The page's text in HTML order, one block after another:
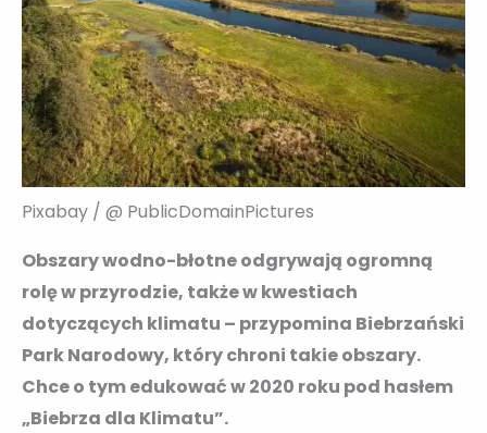
Pixabay / @ PublicDomainPictures
Obszary wodno-błotne odgrywają ogromną
rolę w przyrodzie, także w kwestiach
dotyczących klimatu – przypomina Biebrzański
Park Narodowy, który chroni takie obszary.
Chce o tym edukować w 2020 roku pod hasłem
„Biebrza dla Klimatu”.